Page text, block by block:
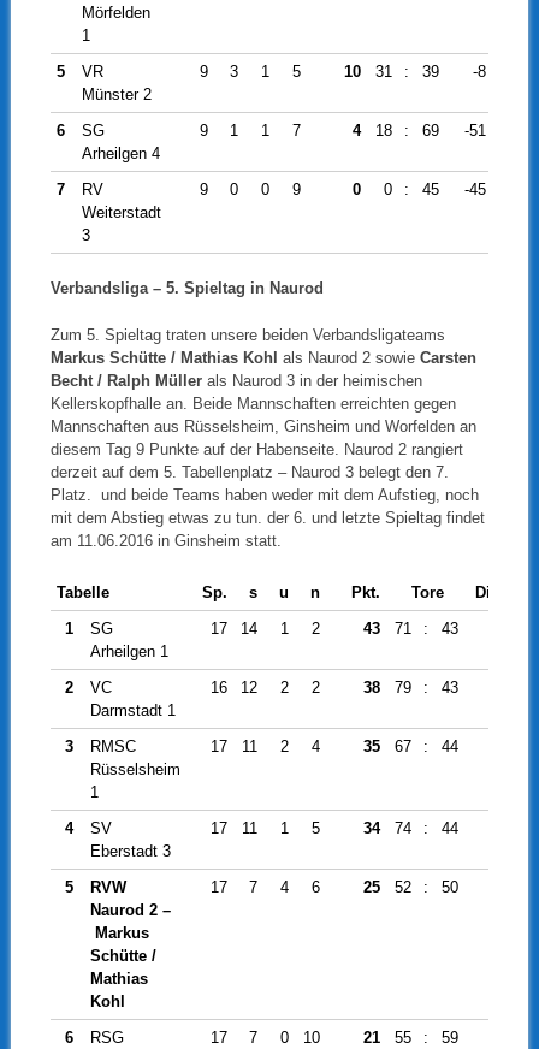
Mörfelden
1
5
VR
Münster 2
9 3 1 5 10 31 : 39 -8
6
SG
Arheilgen 4
9 1 1 7 4 18 : 69 -51
7
RV
Weiterstadt
3
9 0 0 9 0 0 : 45 -45
Verbandsliga – 5. Spieltag in Naurod
Zum 5. Spieltag traten unsere beiden Verbandsligateams
Markus Schütte / Mathias Kohl als Naurod 2 sowie Carsten
Becht / Ralph Müllerals Naurod 3 in der heimischen
Kellerskopfhalle an. Beide Mannschaften erreichten gegen
Mannschaften aus Rüsselsheim, Ginsheim und Worfelden an
diesem Tag 9 Punkte auf der Habenseite. Naurod 2 rangiert
derzeit auf dem 5. Tabellenplatz – Naurod 3 belegt den 7.
Platz. und beide Teams haben weder mit dem Aufstieg, noch
mit dem Abstieg etwas zu tun. der 6. und letzte Spieltag findet
am 11.06.2016 in Ginsheim statt.
Tabelle Sp. s u n Pkt. Tore
Diff.
1
SG
Arheilgen 1
17 14 1 2 43 71 : 43
2
VC
Darmstadt 1
16 12 2 2 38 79 : 43
3
RMSC
Rüsselsheim
1
17 11 2 4 35 67 : 44
4
SV
Eberstadt 3
17 11 1 5 34 74 : 44
5
RVW
Naurod 2 –
Markus
Schütte /
Mathias
Kohl
17 7 4 6 25 52 : 50
6
RSG
17 7 0 10 21 55 : 59